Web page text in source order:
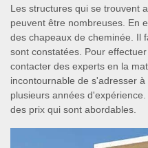
Les structures qui se trouvent
peuvent être nombreuses. En
des chapeaux de cheminée. Il
sont constatées. Pour
contacter des experts en la
incontournable de s'adresser
plusieurs années
des prix qui sont abordables.